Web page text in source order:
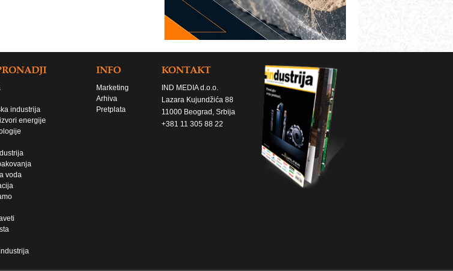
industrija
energije
voda
INFO
Marketing
Arhiva
Pretplata
KONTAKT
IND MEDIA d.o.o.
Lazara Kujundžića 88
11000 Beograd, Srbija
+381 11 305 88 22